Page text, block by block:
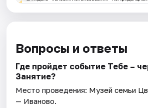
Вопросы и ответы
Где пройдет событие Тебе –
Занятие?
Место проведения: Музей семьи
— Иваново.